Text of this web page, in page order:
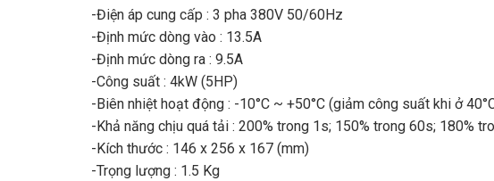
-Điện áp cung cấp : 3 pha 380V 50/60Hz
-Định mức dòng vào : 13.5A
-Định mức dòng ra : 9.5A
-Công suất : 4kW (5HP)
-Biên nhiệt hoạt động : -10°C ~ +50°C (giảm công suất khi ở
-Khả năng chịu quá tải : 200% trong 1s; 150% trong 60s; 180%
-Kích thước : 146 x 256 x 167 (mm)
-Trọng lượng : 1.5 Kg